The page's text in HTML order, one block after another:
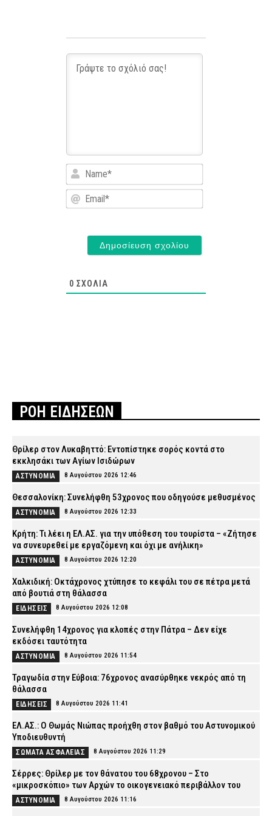
Name*
Email*
0 ΣΧΌΛΙΑ
ΡΟΗ ΕΙΔΗΣΕΩΝ
Θρίλερ στον Λυκαβηττό: Εντοπίστηκε σορός κοντά στο
εκκλησάκι των Αγίων Ισιδώρων
ΑΣΤΥΝΟΜΙΑ 8 Αυγούστου 2026 12:46
Θεσσαλονίκη: Συνελήφθη 53χρονος που οδηγούσε μεθυσμένος
ΑΣΤΥΝΟΜΙΑ 8 Αυγούστου 2026 12:33
Κρήτη: Τι λέει η ΕΛ.ΑΣ. για την υπόθεση του τουρίστα – «Ζήτησε
να συνευρεθεί με εργαζόμενη και όχι με ανήλικη»
ΑΣΤΥΝΟΜΙΑ 8 Αυγούστου 2026 12:20
Χαλκιδική: Οκτάχρονος χτύπησε το κεφάλι του σε πέτρα μετά
από βουτιά στη θάλασσα
ΕΙΔΗΣΕΙΣ 8 Αυγούστου 2026 12:08
Συνελήφθη 14χρονος για κλοπές στην Πάτρα – Δεν είχε
εκδόσει ταυτότητα
ΑΣΤΥΝΟΜΙΑ 8 Αυγούστου 2026 11:54
Τραγωδία στην Εύβοια: 76χρονος ανασύρθηκε νεκρός από τη
θάλασσα
ΕΙΔΗΣΕΙΣ 8 Αυγούστου 2026 11:41
ΕΛ.ΑΣ.: Ο Θωμάς Νιώπας προήχθη στον βαθμό του Αστυνομικού
Υποδιευθυντή
ΣΩΜΑΤΑ ΑΣΦΑΛΕΙΑΣ 8 Αυγούστου 2026 11:29
Σέρρες: Θρίλερ με τον θάνατου του 68χρονου – Στο
«μικροσκόπιο» των Αρχών το οικογενειακό περιβάλλον του
ΑΣΤΥΝΟΜΙΑ 8 Αυγούστου 2026 11:16